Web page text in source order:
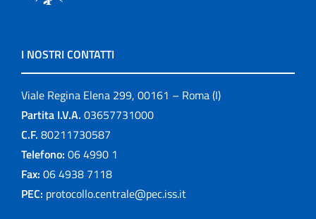
I NOSTRI CONTATTI
Viale Regina Elena 299, 00161 – Roma (I)
Partita I.V.A. 03657731000
C.F. 80211730587
Telefono: 06 4990 1
Fax: 06 4938 7118
PEC: protocollo.centrale@pec.iss.it